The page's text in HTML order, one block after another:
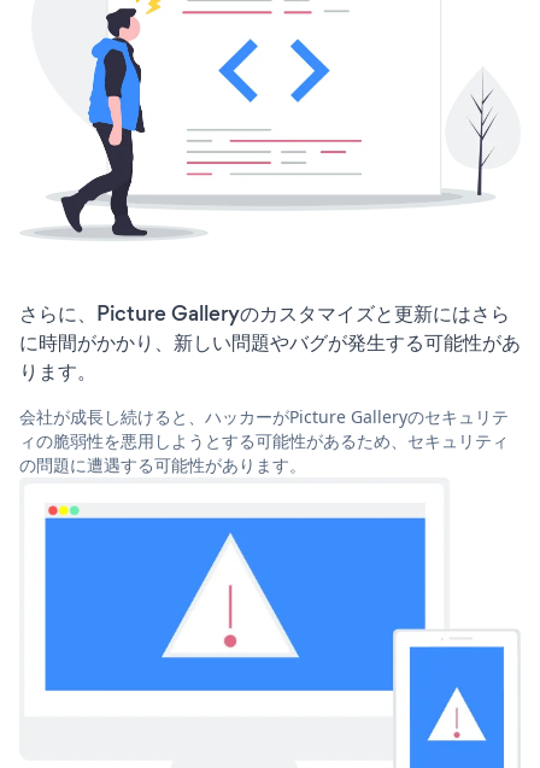
さらに、Picture Galleryのカスタマイズと更新にはさら
に時間がかかり、新しい問題やバグが発生する可能性があ
ります。
会社が成長し続けると、ハッカーがPicture Galleryのセキュリテ
ィの脆弱性を悪用しようとする可能性があるため、セキュリティ
の問題に遭遇する可能性があります。